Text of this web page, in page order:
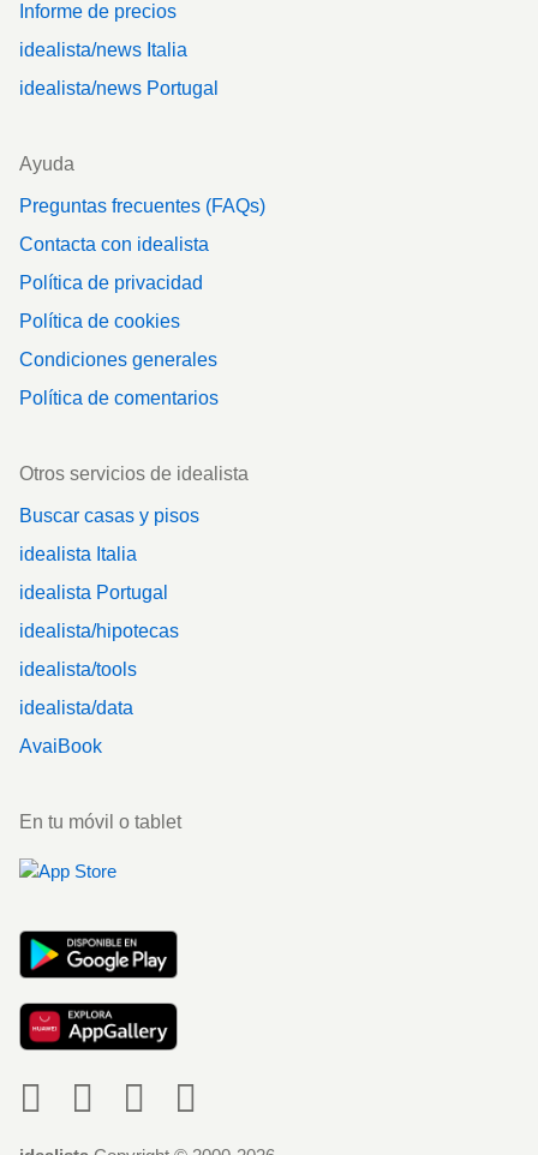
Informe de precios
idealista/news Italia
idealista/news Portugal
Ayuda
Preguntas frecuentes (FAQs)
Contacta con idealista
Política de privacidad
Política de cookies
Condiciones generales
Política de comentarios
Otros servicios de idealista
Buscar casas y pisos
idealista Italia
idealista Portugal
idealista/hipotecas
idealista/tools
idealista/data
AvaiBook
En tu móvil o tablet